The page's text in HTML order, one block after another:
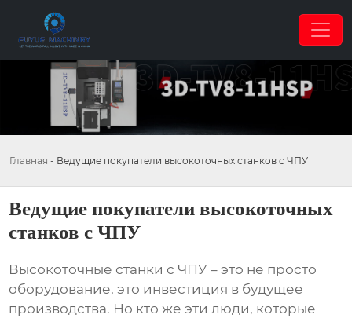
Главная - Ведущие покупатели высокоточных станков с ЧПУ
Ведущие покупатели высокоточных
станков с ЧПУ
Высокоточные станки с ЧПУ – это не просто
оборудование, это инвестиция в будущее
производства. Но кто же эти люди, которые